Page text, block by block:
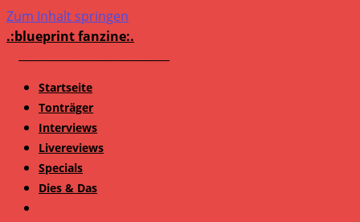
Zum Inhalt springen
.:blueprint fanzine:.
Startseite
Tonträger
Interviews
Livereviews
Specials
Dies & Das